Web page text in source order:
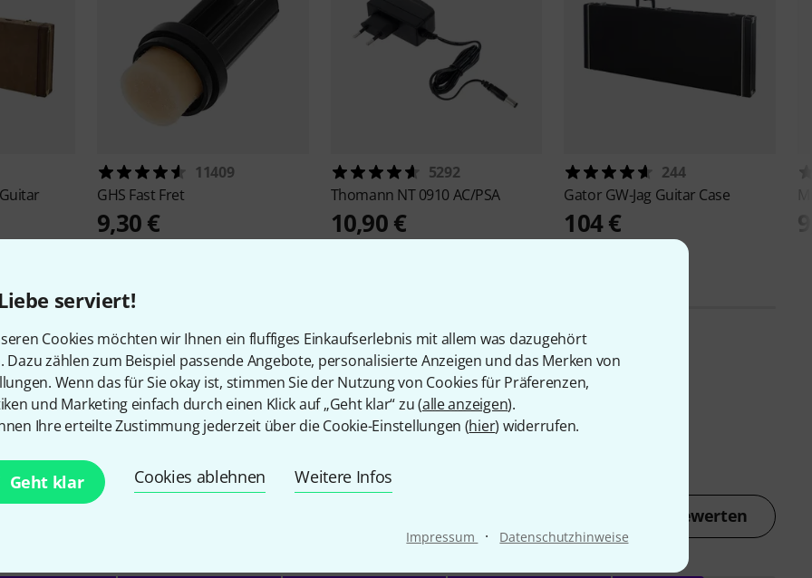
serviert!
Cookies möchten wir Ihnen ein fluffiges Einkaufserlebnis mit allem was dazugehört
Dazu zählen zum Beispiel passende Angebote, personalisierte Anzeigen und das Merken von
Wenn das für Sie okay ist, stimmen Sie der Nutzung von Cookies für Präferenzen,
und Marketing einfach durch einen Klick auf „Geht klar“ zu (alle anzeigen).
Ihre erteilte Zustimmung jederzeit über die Cookie-Einstellungen (hier) widerrufen.
Geht klar Cookies ablehnen Weitere Infos
Impressum · Datenschutzhinweise
11409
GHS Fast Fret
9,30 €
5292
Thomann NT 0910 AC/PSA
10,90 €
244
Gator GW-Jag Guitar Case
104 €
168Kundenbewertungen
Jetzt bewerten